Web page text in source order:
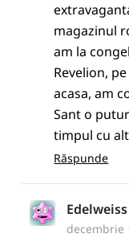
magazinul
am la
Revelion,
acasa, am
Sant o
timpul cu
Răspunde
Edelweiss
decembrie